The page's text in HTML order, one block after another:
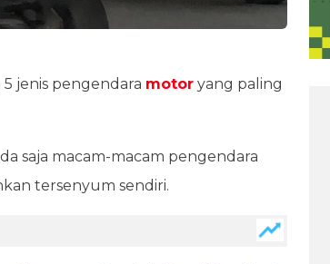
jenis pengendara motor yang paling
saja macam-macam pengendara
tersenyum sendiri.